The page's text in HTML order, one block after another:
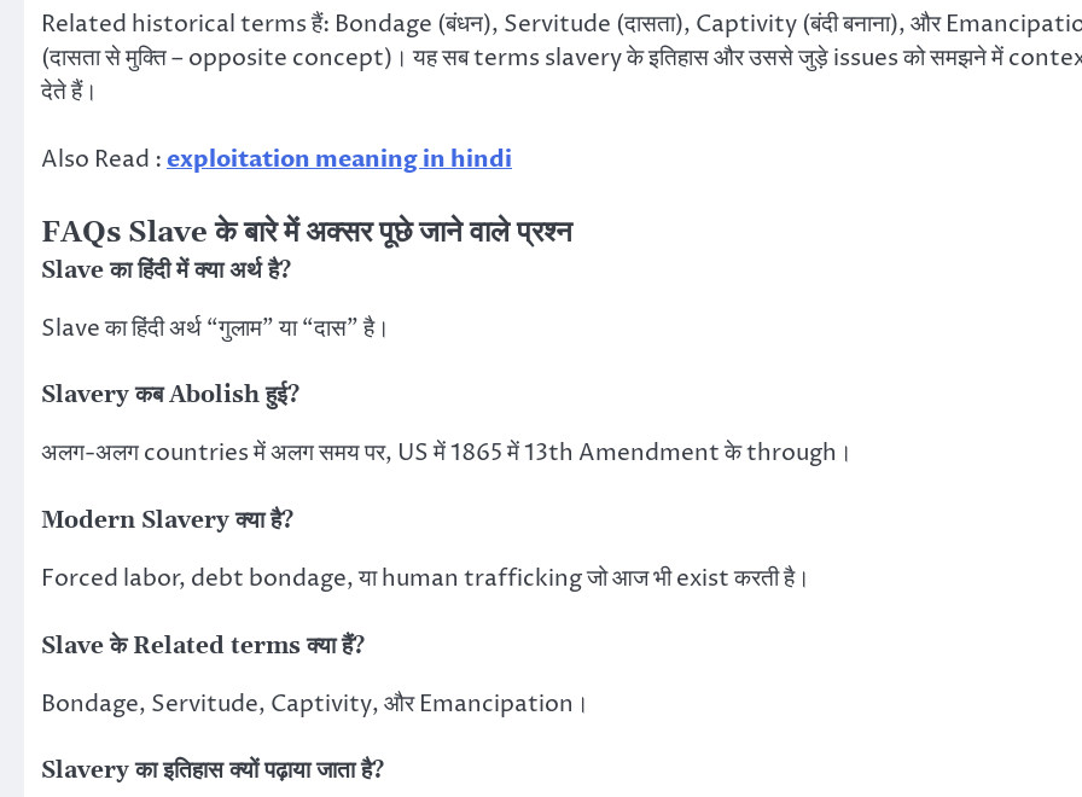
Related historical terms हैं: Bondage (बंधन), Servitude (दासता), Captivity (बंदी बनाना), और
(दासता से मुक्ति – opposite concept)। यह सब terms slavery के इतिहास और उससे जुड़े issues को समझने में
देते हैं।
Also Read :exploitation meaning in hindi
FAQs Slave के बारे में अक्सर पूछे जाने वाले प्रश्न
Slave का हिंदी में क्या अर्थ है?
Slave का हिंदी अर्थ “गुलाम” या “दास” है।
Slavery कब Abolish हुई?
अलग-अलग countries में अलग समय पर, US में 1865 में 13th Amendment के through।
Modern Slavery क्या है?
Forced labor, debt bondage, या human trafficking जो आज भी exist करती है।
Slave के Related terms क्या हैं?
Bondage, Servitude, Captivity, और Emancipation।
Slavery का इतिहास क्यों पढ़ाया जाता है?